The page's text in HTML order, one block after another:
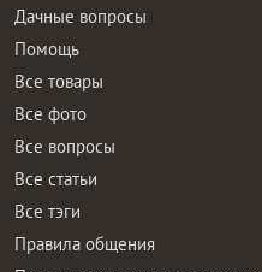
Дачные вопросы
Помощь
Все товары
Все фото
Все вопросы
Все статьи
Все тэги
Правила общения